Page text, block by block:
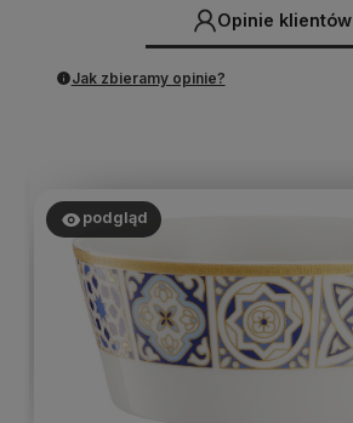
Opinie klientów
Jak zbieramy opinie?
podgląd